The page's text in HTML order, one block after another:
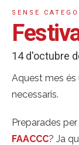
SENSE
14 d'octubre
Aquest mes
necessaris.
Preparades
FAACCC? Ja